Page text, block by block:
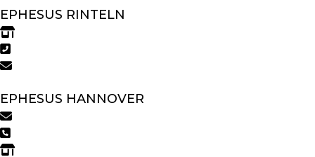
EPHESUS RINTELN
EPHESUS HANNOVER